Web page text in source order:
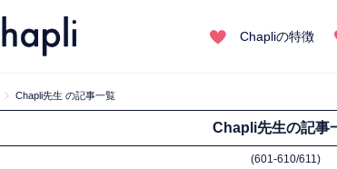
Chapliの特徴
Chapli先生 の記事一覧
Chapli先生の記事
(601-610/611)